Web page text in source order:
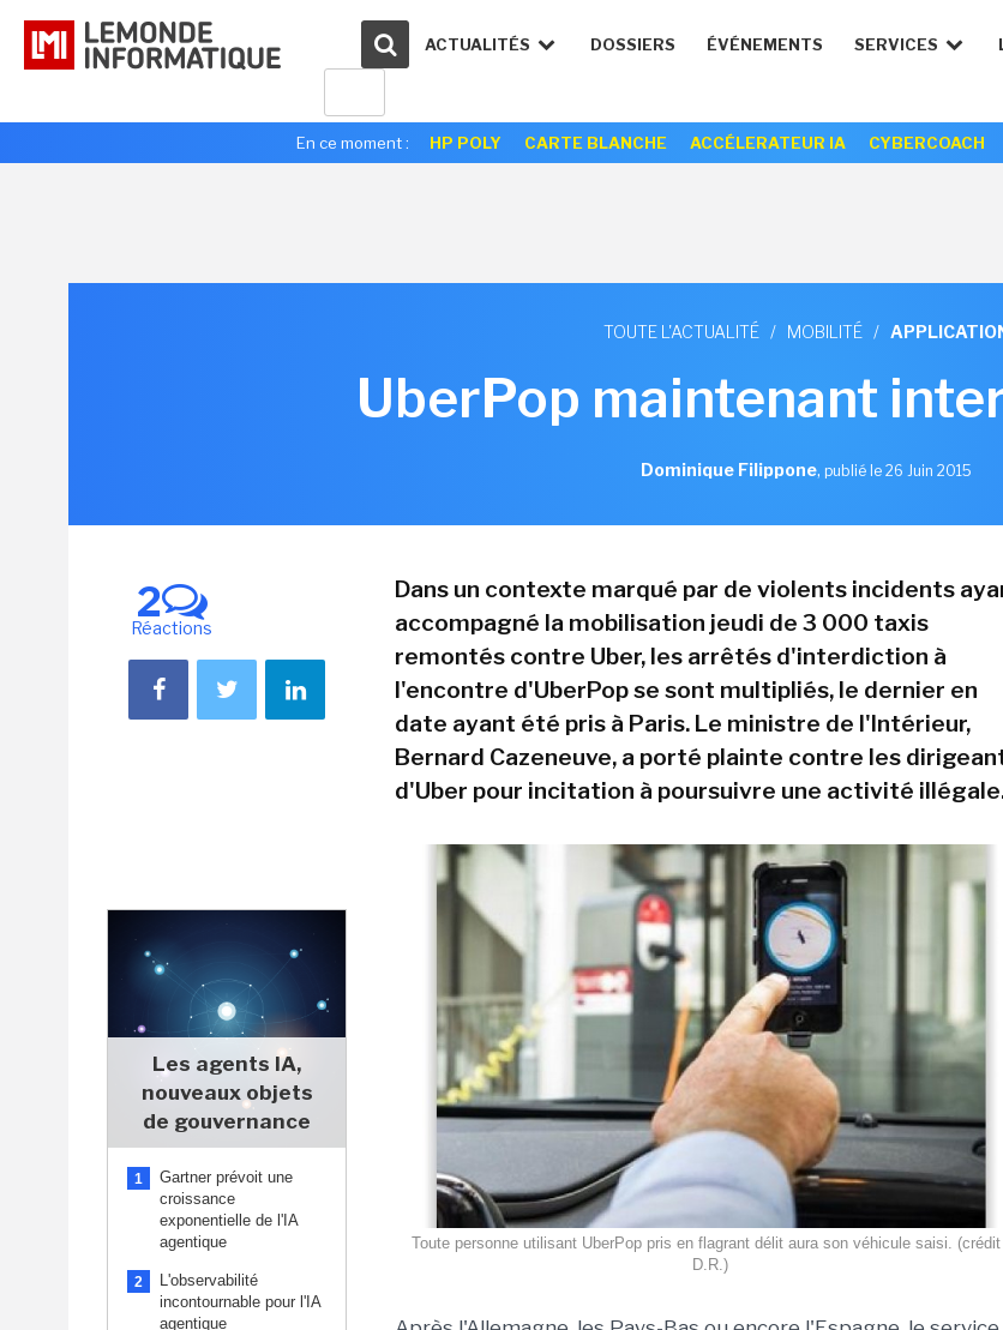
ACTUALITÉS DOSSIERS ÉVÉNEMENTS SERVICES
En ce moment : HP POLY CARTE BLANCHE ACCÉLERATEUR IA CYBERCOACH
TOUTE L'ACTUALITÉ / MOBILITÉ /
UberPop maintenant
Dominique Filippone, publié le 26 Juin 2015
2
Réactions
Les agents IA,
nouveaux objets
de gouvernance
1
Gartner prévoit une
croissance
exponentielle de l'IA
agentique
2
L'observabilité
incontournable pour l'IA
agentique
Dans un contexte marqué par de violents incidents
accompagné la mobilisation jeudi de 3 000 taxis
remontés contre Uber, les arrêtés d'interdiction à
l'encontre d'UberPop se sont multipliés, le dernier en
date ayant été pris à Paris. Le ministre de l'Intérieur,
Bernard Cazeneuve, a porté plainte contre les
d'Uber pour incitation à poursuivre une activité
Toute personne utilisant UberPop pris en flagrant délit aura son véhicule saisi. (crédit
D.R.)